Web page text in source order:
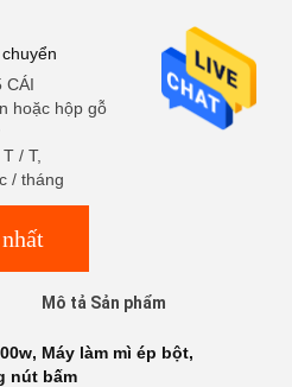
CÁI
hoặc hộp gỗ
/ T,
/ tháng
Mô tả Sản phẩm
, Máy làm mì ép bột,
nút bấm